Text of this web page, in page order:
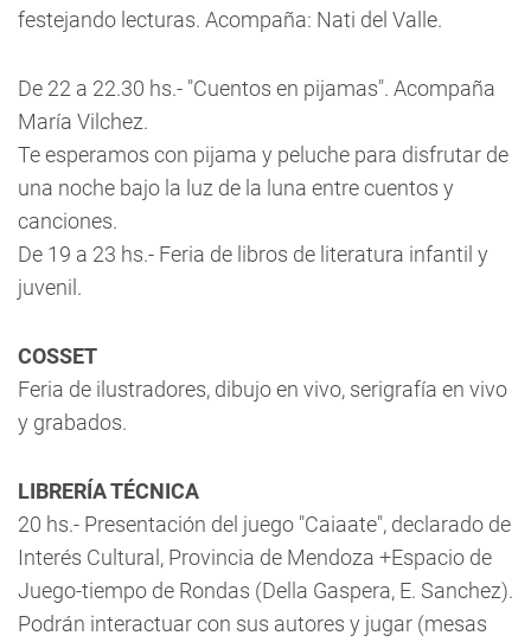
festejando lecturas. Acompaña: Nati del Valle.
De 22 a 22.30 hs.- "Cuentos en pijamas". Acompaña
María Vilchez.
Te esperamos con pijama y peluche para disfrutar de
una noche bajo la luz de la luna entre cuentos y
canciones.
De 19 a 23 hs.- Feria de libros de literatura infantil y
juvenil.
COSSET
Feria de ilustradores, dibujo en vivo, serigrafía en vivo
y grabados.
LIBRERÍA TÉCNICA
20 hs.- Presentación del juego "Caiaate", declarado de
Interés Cultural, Provincia de Mendoza +Espacio de
Juego-tiempo de Rondas (Della Gaspera, E. Sanchez).
Podrán interactuar con sus autores y jugar (mesas